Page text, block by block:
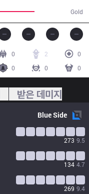
Gold
0 2
0
0
0 0
받은 데미지
BlueSide
273 9.5
134 4.7
269 9.4